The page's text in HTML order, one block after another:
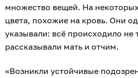
множество вещей. На
цвета, похожие на кровь. Они
указывали: всё происходило не
рассказывали мать и отчим.
«Возникли устойчивые